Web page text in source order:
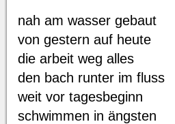
nah am wasser gebaut
von gestern auf heute
die arbeit weg alles
den bach runter im fluss
weit vor tagesbeginn
schwimmen in ängsten